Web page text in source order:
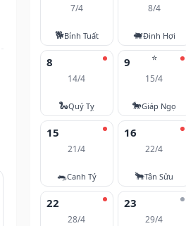
7/4
🐕Bính Tuất
8/4
🐖Đinh Hợi
8
14/4
🐍Quý Tỵ
⭐
9
15/4
🐎Giáp Ngọ
15
21/4
🐀Canh Tý
16
22/4
🐂Tân Sửu
22
28/4
23
29/4